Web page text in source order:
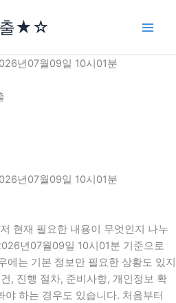
출★☆
년07월09일 10시01분
년07월09일 10시01분
현재 필요한 내용이 무엇인지 나누
년07월09일 10시01분 기준으로
에는 기본 정보만 필요한 상황도 있지
, 진행 절차, 준비사항, 개인정보 확
야 하는 경우도 있습니다. 처음부터